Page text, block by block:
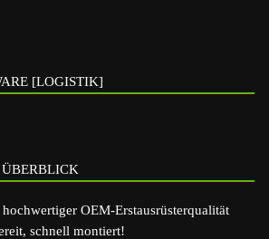
[LOGISTIK]
OEM-Erstausrüsterqualität
schnell montiert!